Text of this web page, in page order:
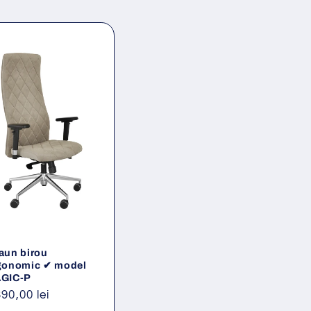
birou
✔ model
P
lei